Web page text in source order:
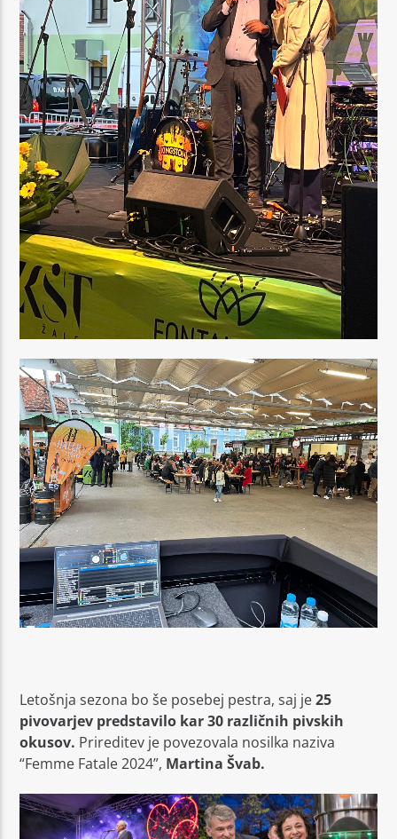
Letošnja sezona bo še posebej pestra, saj je25
pivovarjev predstavilo kar 30 različnih pivskih
okusov. Prireditev je povezovala nosilka naziva
“Femme Fatale 2024”, Martina Švab.